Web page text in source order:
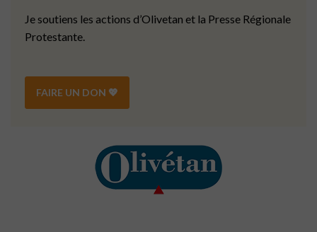
Je soutiens les actions d’Olivetan et la Presse Régionale
Protestante.
FAIRE UN DON 💖